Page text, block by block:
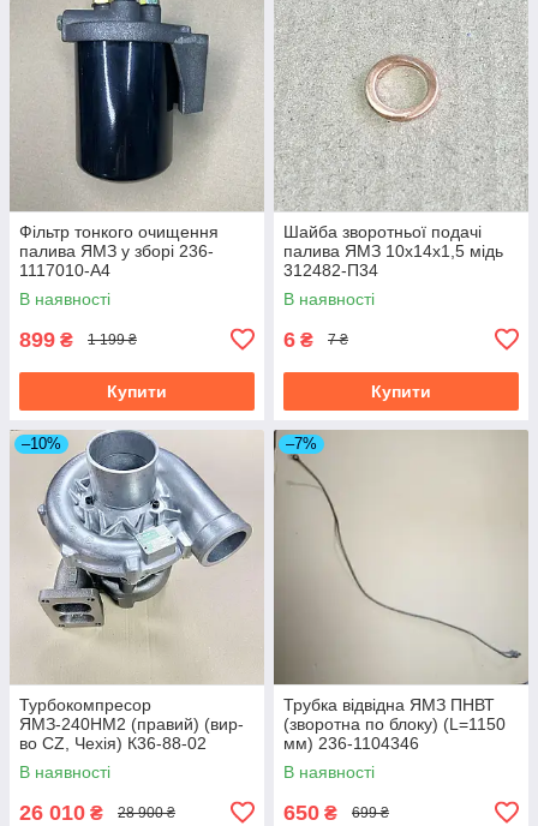
Фільтр тонкого очищення
палива ЯМЗ у зборі 236-
1117010-А4
В наявності
899 ₴ 1 199 ₴
Купити
Шайба зворотньої подачі
палива ЯМЗ 10х14х1,5 мідь
312482-П34
В наявності
6 ₴ 7 ₴
Купити
–10%
Турбокомпресор
ЯМЗ-240НМ2 (правий) (вир-
во CZ, Чехія) К36-88-02
В наявності
26 010 ₴ 28 900 ₴
–7%
Трубка відвідна ЯМЗ ПНВТ
(зворотна по блоку) (L=1150
мм) 236-1104346
В наявності
650 ₴ 699 ₴